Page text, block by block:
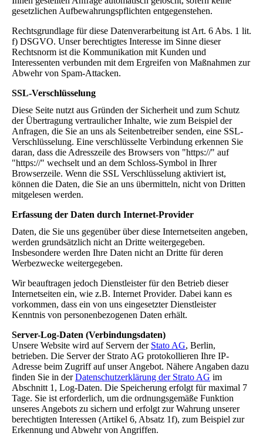
gesetzlichen Aufbewahrungspflichten entgegenstehen.
Rechtsgrundlage für diese Datenverarbeitung ist Art. 6 Abs. 1 lit.
f) DSGVO. Unser berechtigtes Interesse im Sinne dieser
Rechtsnorm ist die Kommunikation mit Kunden und
Interessenten verbunden mit dem Ergreifen von Maßnahmen zur
Abwehr von Spam-Attacken.
SSL-Verschlüsselung
Diese Seite nutzt aus Gründen der Sicherheit und zum Schutz
der Übertragung vertraulicher Inhalte, wie zum Beispiel der
Anfragen, die Sie an uns als Seitenbetreiber senden, eine SSL-
Verschlüsselung. Eine verschlüsselte Verbindung erkennen Sie
daran, dass die Adresszeile des Browsers von "https://" auf
"https://" wechselt und an dem Schloss-Symbol in Ihrer
Browserzeile. Wenn die SSL Verschlüsselung aktiviert ist,
können die Daten, die Sie an uns übermitteln, nicht von Dritten
mitgelesen werden.
Erfassung der Daten durch Internet-Provider
Daten, die Sie uns gegenüber über diese Internetseiten angeben,
werden grundsätzlich nicht an Dritte weitergegeben.
Insbesondere werden Ihre Daten nicht an Dritte für deren
Werbezwecke weitergegeben.
Wir beauftragen jedoch Dienstleister für den Betrieb dieser
Internetseiten ein, wie z.B. Internet Provider. Dabei kann es
vorkommen, dass ein von uns eingesetzter Dienstleister
Kenntnis von personenbezogenen Daten erhält.
Server-Log-Daten (Verbindungsdaten)
Unsere Website wird auf Servern der Stato AG, Berlin,
betrieben. Die Server der Strato AG protokollieren Ihre IP-
Adresse beim Zugriff auf unser Angebot. Nähere Angaben dazu
finden Sie in derDatenschutzerklärung der Strato AG im
Abschnitt 1, Log-Daten. Die Speicherung erfolgt für maximal 7
Tage. Sie ist erforderlich, um die ordnungsgemäße Funktion
unseres Angebots zu sichern und erfolgt zur Wahrung unserer
berechtigten Interessen (Artikel 6, Absatz 1f), zum Beispiel zur
Erkennung und Abwehr von Angriffen.